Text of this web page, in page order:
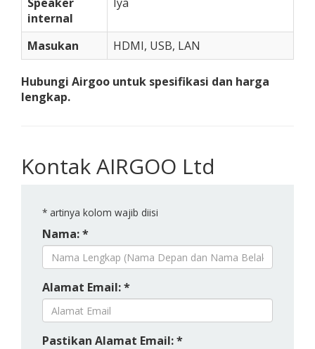
internal
Masukan HDMI, USB, LAN
Hubungi Airgoo untuk spesifikasi dan harga
lengkap.
Kontak AIRGOO Ltd
* artinya kolom wajib diisi
Nama: *
Alamat Email: *
Pastikan Alamat Email: *